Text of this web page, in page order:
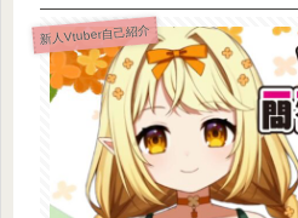
新人Vtuber自己紹介